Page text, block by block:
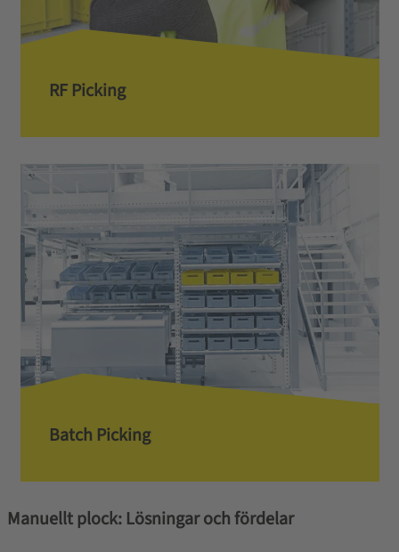
RF Picking
Batch Picking
Manuellt plock: Lösningar och fördelar